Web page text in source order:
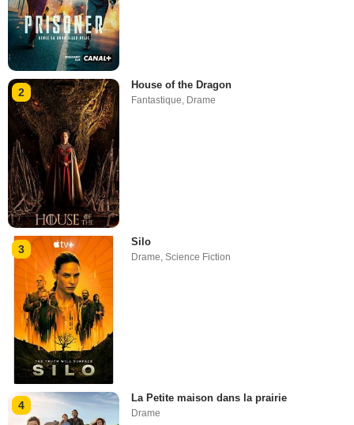
2
House of the Dragon
Fantastique, Drame
3
Silo
Drame ,Science Fiction
4
La Petite maison dans la prairie
Drame